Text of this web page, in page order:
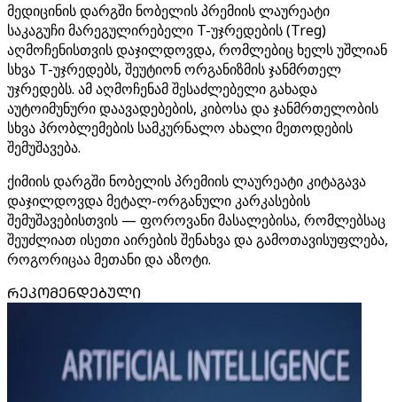
მედიცინის დარგში ნობელის პრემიის ლაურეატი
საკაგუჩი მარეგულირებელი T-უჯრედების (Treg)
აღმოჩენისთვის დაჯილდოვდა, რომლებიც ხელს უშლიან
სხვა T-უჯრედებს, შეუტიონ ორგანიზმის ჯანმრთელ
უჯრედებს. ამ აღმოჩენამ შესაძლებელი გახადა
აუტოიმუნური დაავადებების, კიბოსა და ჯანმრთელობის
სხვა პრობლემების სამკურნალო ახალი მეთოდების
შემუშავება.
ქიმიის დარგში ნობელის პრემიის ლაურეატი კიტაგავა
დაჯილდოვდა მეტალ-ორგანული კარკასების
შემუშავებისთვის — ფოროვანი მასალებისა, რომლებსაც
შეუძლიათ ისეთი აირების შენახვა და გამოთავისუფლება,
როგორიცაა მეთანი და აზოტი.
ᲠᲔᲙᲝᲛᲔᲜᲓᲔᲑᲣᲚᲘ